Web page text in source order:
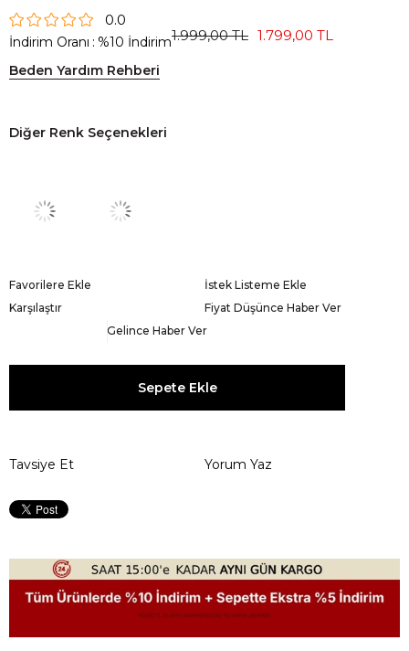
0.0
İndirim Oranı : %10 İndirim1.999,00 TL 1.799,00 TL
Beden Yardım Rehberi
Diğer Renk Seçenekleri
Favorilere Ekle
İstek Listeme Ekle
Karşılaştır
Fiyat Düşünce Haber Ver
Gelince Haber Ver
Tavsiye Et Yorum Yaz